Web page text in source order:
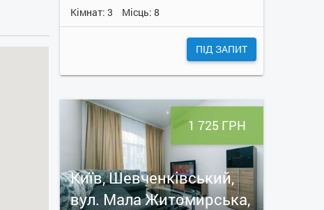
Кімнат: 3 Місць: 8
ПІД ЗАПИТ
1 725 ГРН
Київ, Шевченківський,
вул. Мала Житомирська,